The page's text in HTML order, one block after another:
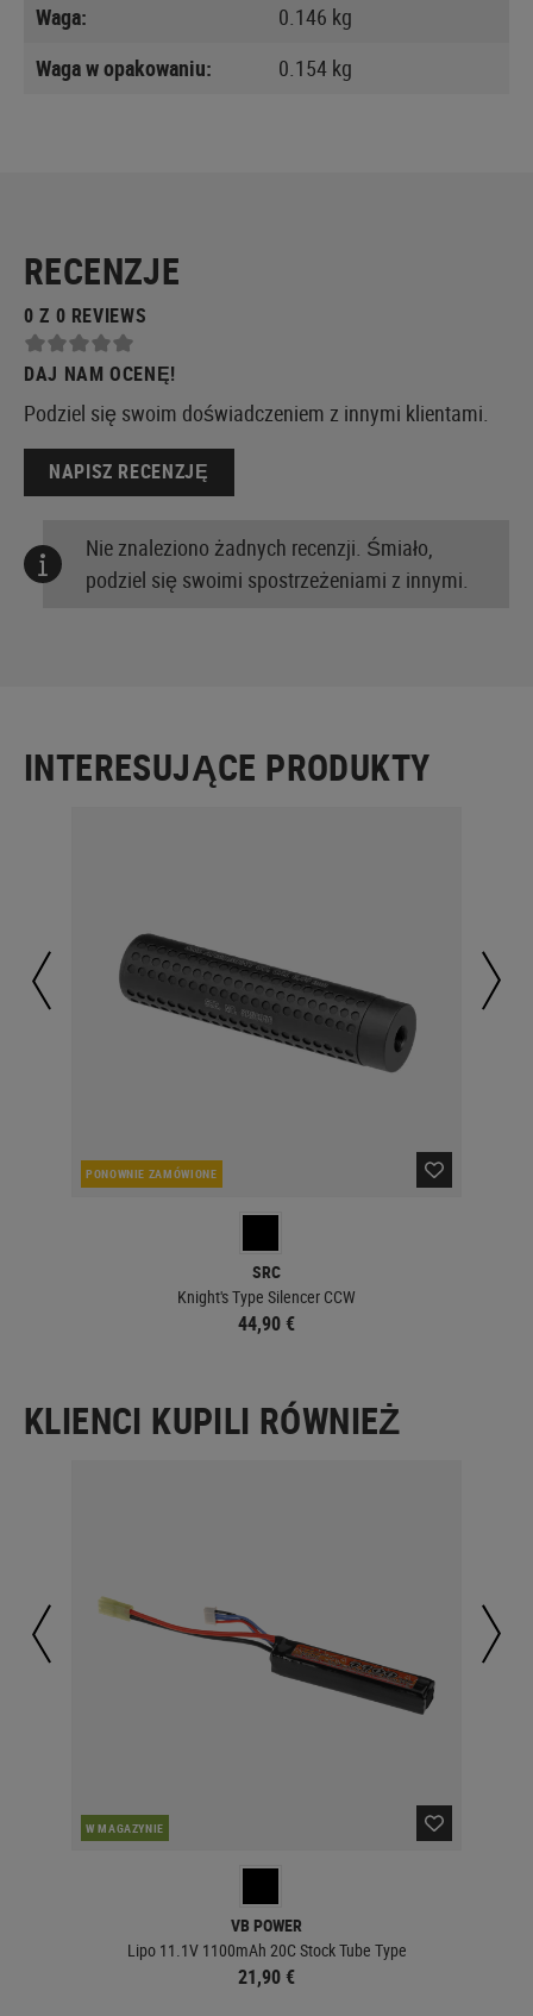
Waga:
0.146 kg
Waga w opakowaniu:
0.154 kg
RECENZJE
0 Z 0 REVIEWS
DAJ NAM OCENĘ!
Podziel się swoim doświadczeniem z innymi klientami.
NAPISZ RECENZJĘ
Nie znaleziono żadnych recenzji. Śmiało,
podziel się swoimi spostrzeżeniami z innymi.
INTERESUJĄCE PRODUKTY
PONOWNIE ZAMÓWIONE
SRC
Knight's Type Silencer CCW
44,90 €
KLIENCI KUPILI RÓWNIEŻ
W MAGAZYNIE
VB POWER
Lipo 11.1V 1100mAh 20C Stock Tube Type
21,90 €